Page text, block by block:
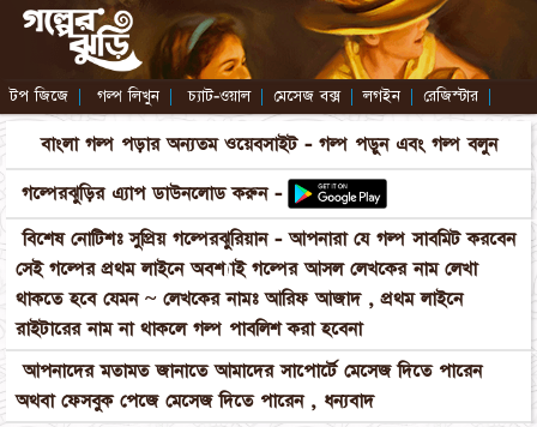
টপ জিজে | গল্প লিখুন | চ্যাট-ওয়াল | মেসেজ বক্স | লগইন | রেজিস্টার |
বাংলা গল্প পড়ার অন্যতম ওয়েবসাইট - গল্প পড়ুন এবং গল্প বলুন
গল্পেরঝুড়ির এ্যাপ ডাউনলোড করুন -
বিশেষ নোটিশঃ সুপ্রিয় গল্পেরঝুরিয়ান - আপনারা যে গল্প সাবমিট করবেন
সেই গল্পের প্রথম লাইনে অবশ্যাই গল্পের আসল লেখকের নাম লেখা
থাকতে হবে যেমন ~ লেখকের নামঃ আরিফ আজাদ , প্রথম লাইনে
রাইটারের নাম না থাকলে গল্প পাবলিশ করা হবেনা
আপনাদের মতামত জানাতে আমাদের সাপোর্টে মেসেজ দিতে পারেন
অথবা ফেসবুক পেজে মেসেজ দিতে পারেন , ধন্যবাদ